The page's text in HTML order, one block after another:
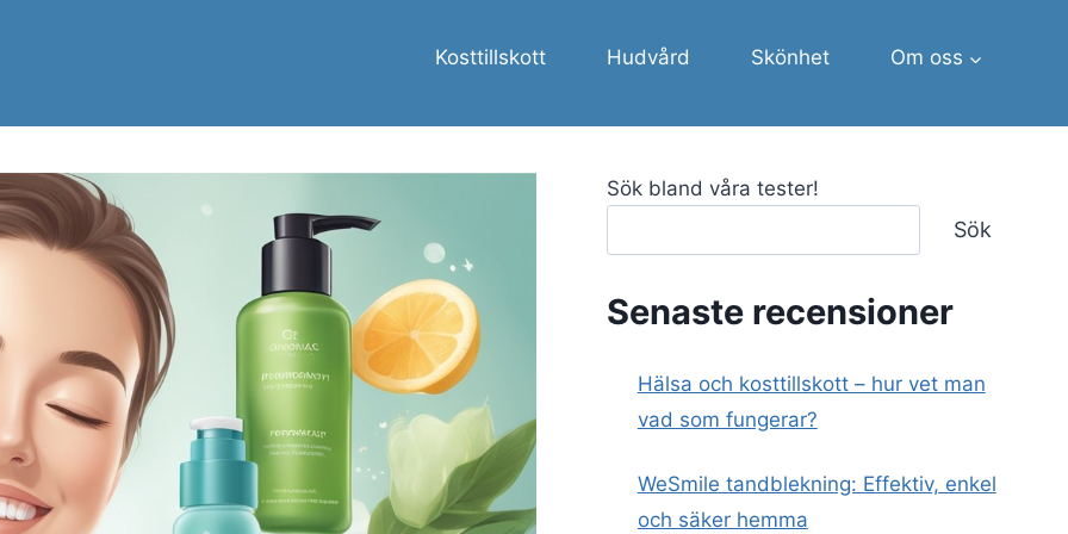
Kosttillskott Hudvård Skönhet Om oss
Sök bland våra tester!
Sök
Senaste recensioner
Hälsa och kosttillskott – hur vet man
vad som fungerar?
WeSmile tandblekning: Effektiv, enkel
och säker hemma